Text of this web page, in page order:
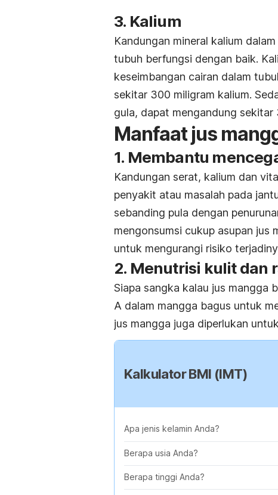
3. Kalium
Kandungan mineral kalium
tubuh berfungsi dengan baik.
keseimbangan cairan dalam
sekitar 300 miligram kalium.
gula, dapat mengandung sekitar
Manfaat jus
1. Membantu
Kandungan serat, kalium dan
penyakit atau masalah pada
sebanding pula dengan
mengonsumsi cukup asupan jus
untuk mengurangi risiko
2. Menutrisi kulit dan
Siapa sangka kalau jus mangga
A dalam mangga bagus untuk
jus mangga juga diperlukan
Kalkulator BMI (IMT)
Apa jenis kelamin Anda?
Berapa usia Anda?
Berapa tinggi Anda?